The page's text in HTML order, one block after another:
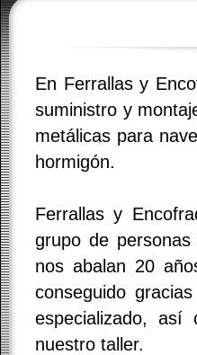
En Ferrallas y
suministro y
metálicas para
hormigón.
Ferrallas y
grupo de
nos abalan 20
conseguido
especializado, así
nuestro taller.